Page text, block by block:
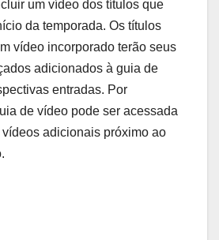
um vídeo dos títulos que
da temporada. Os títulos
vídeo incorporado terão seus
adicionados à guia de
entradas. Por
de vídeo pode ser acessada
adicionais próximo ao